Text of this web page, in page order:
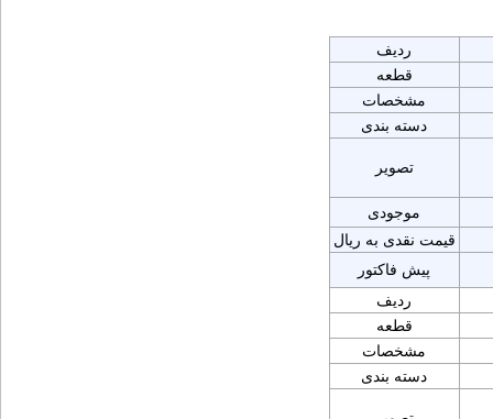
ردیف
قطعه
مشخصات
دسته بندی
تصویر
موجودی
قیمت نقدی به ریال
پیش فاکتور
ردیف
قطعه
مشخصات
دسته بندی